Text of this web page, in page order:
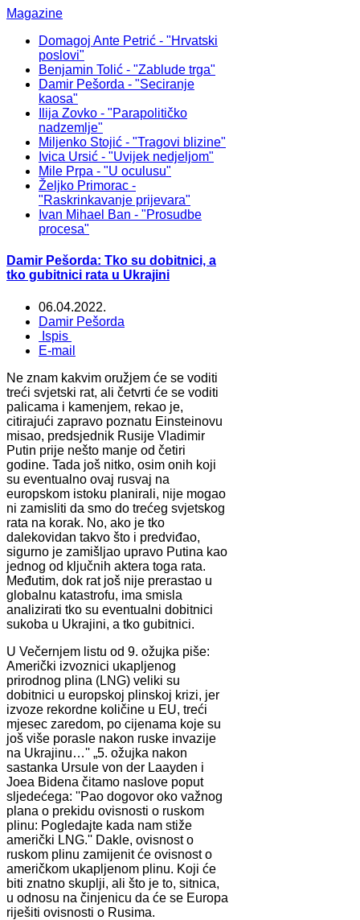
Magazine
Domagoj Ante Petrić - "Hrvatski
poslovi"
Benjamin Tolić - "Zablude trga"
Damir Pešorda - "Seciranje
kaosa"
Ilija Zovko - "Parapolitičko
nadzemlje"
Miljenko Stojić - "Tragovi blizine"
Ivica Ursić - "Uvijek nedjeljom"
Mile Prpa - "U oculusu"
Željko Primorac -
"Raskrinkavanje prijevara"
Ivan Mihael Ban - "Prosudbe
procesa"
Damir Pešorda: Tko su dobitnici, a
tko gubitnici rata u Ukrajini
06.04.2022.
Damir Pešorda
Ispis
E-mail
Ne znam kakvim oružjem će se voditi
treći svjetski rat, ali četvrti će se voditi
palicama i kamenjem, rekao je,
citirajući zapravo poznatu Einsteinovu
misao, predsjednik Rusije Vladimir
Putin prije nešto manje od četiri
godine. Tada još nitko, osim onih koji
su eventualno ovaj rusvaj na
europskom istoku planirali, nije mogao
ni zamisliti da smo do trećeg svjetskog
rata na korak. No, ako je tko
dalekovidan takvo što i predviđao,
sigurno je zamišljao upravo Putina kao
jednog od ključnih aktera toga rata.
Međutim, dok rat još nije prerastao u
globalnu katastrofu, ima smisla
analizirati tko su eventualni dobitnici
sukoba u Ukrajini, a tko gubitnici.
U Večernjem listu od 9. ožujka piše:
Američki izvoznici ukapljenog
prirodnog plina (LNG) veliki su
dobitnici u europskoj plinskoj krizi, jer
izvoze rekordne količine u EU, treći
mjesec zaredom, po cijenama koje su
još više porasle nakon ruske invazije
na Ukrajinu…'' „5. ožujka nakon
sastanka Ursule von der Laayden i
Joea Bidena čitamo naslove poput
sljedećega: ''Pao dogovor oko važnog
plana o prekidu ovisnosti o ruskom
plinu: Pogledajte kada nam stiže
američki LNG.'' Dakle, ovisnost o
ruskom plinu zamijenit će ovisnost o
američkom ukapljenom plinu. Koji će
biti znatno skuplji, ali što je to, sitnica,
u odnosu na činjenicu da će se Europa
riješiti ovisnosti o Rusima.